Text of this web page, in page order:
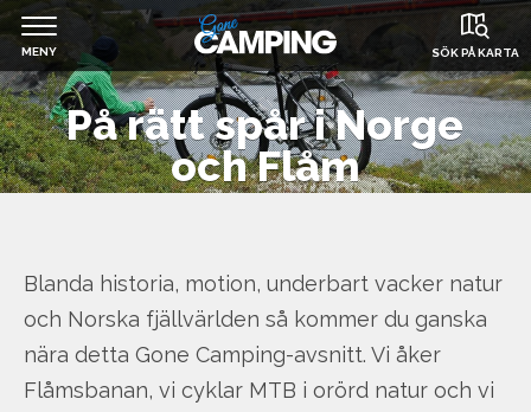
Jump
to
navigation
MENY
Hem
Filmer & Reportage
Husbil & Husvagn
Om Gone Camping
SÖK PÅ KARTA
På rätt spår i Norge
och Flåm
Blanda historia, motion, underbart vacker natur
och Norska fjällvärlden så kommer du ganska
nära detta Gone Camping-avsnitt. Vi åker
Flåmsbanan, vi cyklar MTB i orörd natur och vi